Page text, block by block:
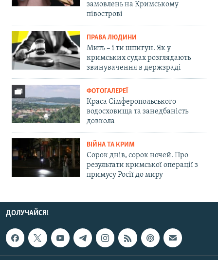
замовлень на Кримському
півострові
ПРАВА ЛЮДИНИ
Мить – і ти шпигун. Як у
кримських судах розглядають
звинувачення в держзраді
ФОТОГАЛЕРЕЇ
Краса Сімферопольського
водосховища та занедбаність
довкола
ВІЙНА ТА КРИМ
Сорок днів, сорок ночей. Про
результати кримської операції з
примусу Росії до миру
ДОЛУЧАЙСЯ!